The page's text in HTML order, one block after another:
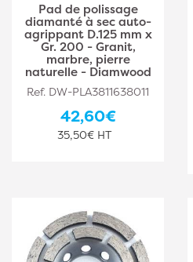
Pad de polissage
diamanté à sec auto-
agrippant D.125 mm x
Gr. 200 - Granit,
marbre, pierre
naturelle - Diamwood
Ref. DW-PLA3811638011
42,60€
35,50€ HT